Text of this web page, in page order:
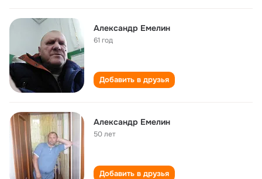
Александр Емелин
61 год
Добавить в друзья
Александр Емелин
50 лет
Добавить в друзья